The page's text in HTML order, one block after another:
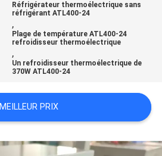
Réfrigérateur thermoélectrique sans
réfrigérant ATL400-24
,
Plage de température ATL400-24
refroidisseur thermoélectrique
,
Un refroidisseur thermoélectrique de
370W ATL400-24
MEILLEUR PRIX